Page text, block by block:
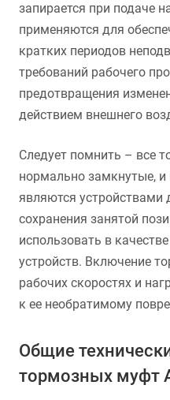
запирается при подаче
применяются для
кратких периодов
требований рабочего
предотвращения
действием внешнего
Следует помнить – все
нормально замкнутые,
являются устройствами
сохранения занятой
использовать в
устройств. Включение
рабочих скоростях и
к ее необратимому
Общие
тормозных муфт